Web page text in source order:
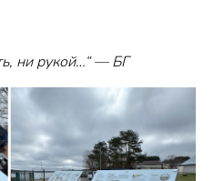
ни рукой…“ — БГ